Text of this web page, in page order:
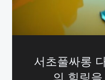
서초풀싸롱